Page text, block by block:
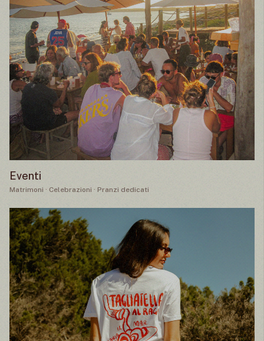
Eventi
Matrimoni · Celebrazioni · Pranzi dedicati